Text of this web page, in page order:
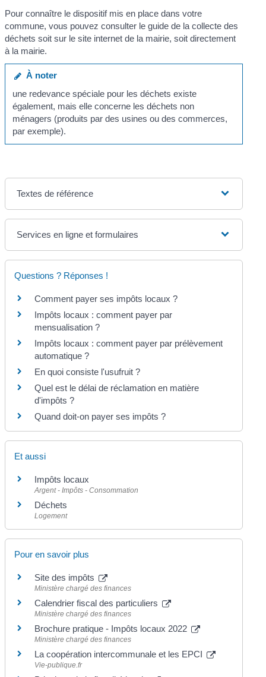
Pour connaître le dispositif mis en place dans votre
commune, vous pouvez consulter le guide de la collecte des
déchets soit sur le site internet de la mairie, soit directement
à la mairie.
À noter
une redevance spéciale pour les déchets existe
également, mais elle concerne les déchets non
ménagers (produits par des usines ou des commerces,
par exemple).
Textes de référence
Services en ligne et formulaires
Questions ? Réponses !
Comment payer ses impôts locaux ?
Impôts locaux : comment payer par
mensualisation ?
Impôts locaux : comment payer par prélèvement
automatique ?
En quoi consiste l'usufruit ?
Quel est le délai de réclamation en matière
d'impôts ?
Quand doit-on payer ses impôts ?
Et aussi
Impôts locaux
Argent - Impôts - Consommation
Déchets
Logement
Pour en savoir plus
Site des impôts
Ministère chargé des finances
Calendrier fiscal des particuliers
Ministère chargé des finances
Brochure pratique - Impôts locaux 2022
Ministère chargé des finances
La coopération intercommunale et les EPCI
Vie-publique.fr